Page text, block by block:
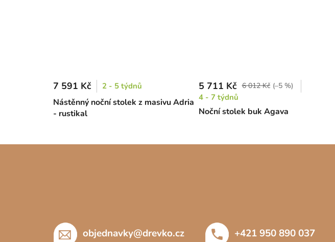
Nástěnný noční stolek z masivu Adria
- rustikal
7 591 Kč 2 - 5 týdnů
Noční stolek buk Agava
5 711 Kč 6 012 Kč (–5 %)
4 - 7 týdnů
objednavky@drevko.cz +421 950 890 037